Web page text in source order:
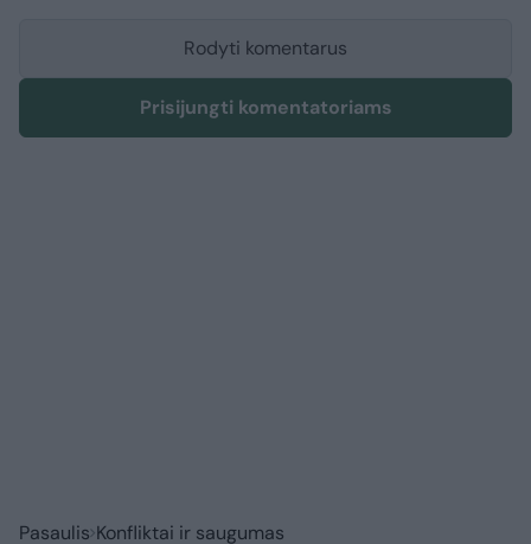
Rodyti komentarus
Prisijungti komentatoriams
Pasaulis Konfliktai ir saugumas